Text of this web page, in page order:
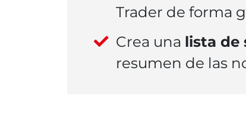
Trader de forma
Crea una lista de
resumen de las